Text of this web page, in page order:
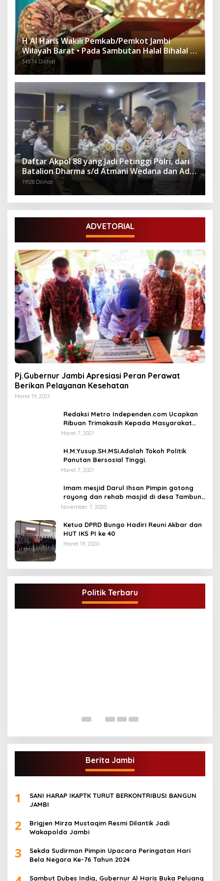
H Al Haris Wakili Pemkab/Pemkot Jambi
Wilayah Barat • Pada Sambutan Halal Bihalal di
Gubernuran
34574 Dilihat
Daftar Akpol 88 yang Jadi Petinggi Polri, dari
Batalion Dharma s/d Atmani Wedana dan Adhi
Pradana
19128 Dilihat
ADVETORIAL
Pj.Gubernur Jambi Apresiasi Peran Perawat
Berikan Pelayanan Kesehatan
Maret 19, 2021
Redaksi Metro Independen.com Ucapkan
Ribuan Trimakasih Kepada Masyarakat
Pengunjung Dan Pembaca.
Maret 7, 2021
H.M.Yusup.SH.MSi.Adalah Tokoh Politik
Panutan Bersosial Tinggi.
Maret 7, 2021
Imam mesjid Darul Ihsan Pimpin gotong
royong dan rehab masjid di desa Tambun
Arang Kecamatan Sumay, kabupaten tebo
November 7, 2020
Ketua DPRD Bungo Hadiri Reuni Akbar dan
HUT IKS PI ke 40
Maret 19, 2020
Politik Terbaru
DPD Partai Golkar,Muscam Ke-X Dalam
Rangka Pemilihan Ketua PK.
Juli 5, 2021
Berita Jambi
1
SANI HARAP IKAPTK TURUT BERKONTRIBUSI BANGUN
JAMBI
2
Brigjen Mirza Mustaqim Resmi Dilantik Jadi
Wakapolda Jambi
3
Sekda Sudirman Pimpin Upacara Peringatan Hari
Bela Negara Ke-76 Tahun 2024
Sambut Dubes India, Gubernur Al Haris Buka Peluang